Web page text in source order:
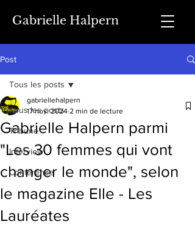
Gabrielle Halpern
Post
Tous les posts
Tribune
Interview
Conférence
Tous les posts
Gabrielle Halpern parmi
"Les 30 femmes qui vont
changer le monde", selon
le magazine Elle - Les
Lauréates
gabriellehalpern
17 nov. 2024 2 min de lecture